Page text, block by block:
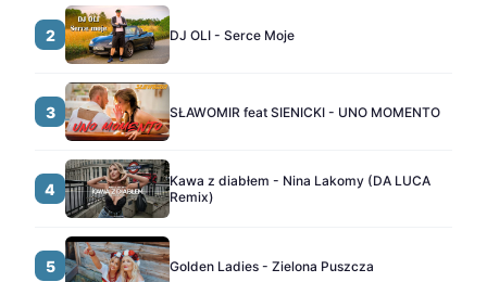
2 DJ OLI - Serce Moje
3 SŁAWOMIR feat SIENICKI - UNO MOMENTO
4
Kawa z diabłem - Nina Lakomy (DA LUCA
Remix)
5 Golden Ladies - Zielona Puszcza